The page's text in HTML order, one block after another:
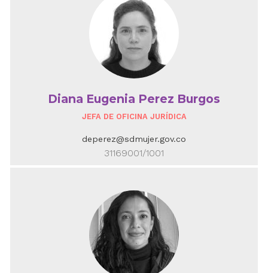
Diana Eugenia Perez Burgos
JEFA DE OFICINA JURÍDICA
deperez@sdmujer.gov.co
31169001/1001